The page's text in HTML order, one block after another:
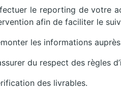
le reporting de votre
afin de faciliter le
les informations
du respect des règles
des livrables.